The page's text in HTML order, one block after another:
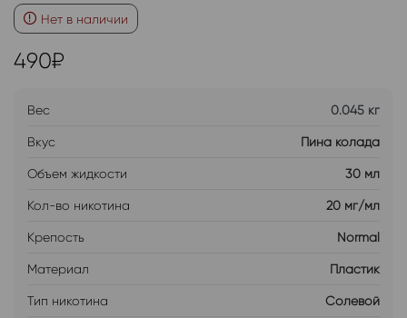
Нет в наличии
490₽
Вес 0.045 кг
Вкус Пина колада
Объем жидкости 30 мл
Кол-во никотина 20 мг/мл
Крепость Normal
Материал Пластик
Тип никотина Солевой